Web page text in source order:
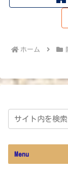
ホーム
Menu